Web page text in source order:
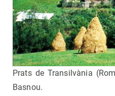
Prats de Transilvània
Basnou.